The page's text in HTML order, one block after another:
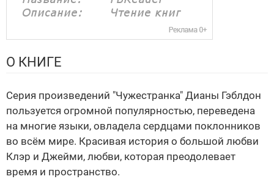
О КНИГЕ
Серия произведений "Чужестранка" Дианы Гэблдон
пользуется огромной популярностью, переведена
на многие языки, овладела сердцами поклонников
во всём мире. Красивая история о большой любви
Клэр и Джейми, любви, которая преодолевает
время и пространство.